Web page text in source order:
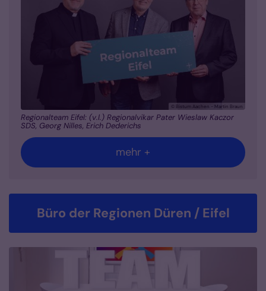
© Bistum Aachen - Martin Braun
Regionalteam Eifel: (v.l.) Regionalvikar Pater Wieslaw Kaczor
SDS, Georg Nilles, Erich Dederichs
mehr +
Büro der Regionen Düren / Eifel